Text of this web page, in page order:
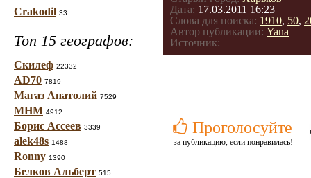
Crakodil 33
Топ 15 географов:
Скилеф 22332
AD70 7819
Магаз Анатолий 7529
МНМ 4912
Борис Ассеев 3339
alek48s 1488
Ronny 1390
Белков Альберт 515
Дата: 17.03.2011 16:23
Слова для поиска: 1910, 50,
Автор публикации: Yana
Источник:
Проголосуйте
за публикацию, если понравилась!